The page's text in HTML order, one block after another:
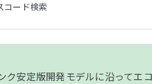
ード検索
ク安定版開発モデルに沿ってエ